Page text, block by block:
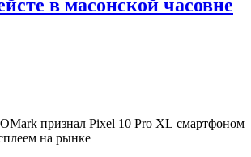
в масонской часовне
признал Pixel 10 Pro XL смартфоном
на рынке